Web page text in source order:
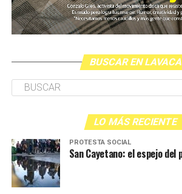
BUSCAR EN LAVACA
LO MÁS RECIENTE
PROTESTA SOCIAL
San Cayetano: el espejo del